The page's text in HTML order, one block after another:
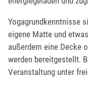
Yogagrundkenntnisse
eigene Matte und
außerdem eine Decke
werden bereitgestellt.
Veranstaltung unter